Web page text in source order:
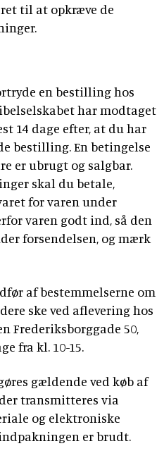
til at opkræve de
en bestilling hos
har modtaget
14 dage efter, at du har
bestilling. En betingelse
er ubrugt og salgbar.
skal du betale,
for varen under
varen godt ind, så den
forsendelsen, og mærk
af bestemmelserne om
ske ved aflevering hos
Frederiksborggade 50,
fra kl. 10-15.
gældende ved køb af
transmitteres via
og elektroniske
er brudt.